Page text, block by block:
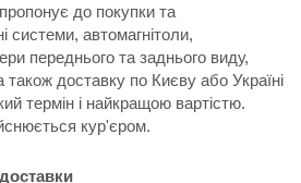
до покупки та
системи, автомагнітоли,
переднього та заднього виду,
також доставку по Києву або Україні
термін і найкращою вартістю.
кур'єром.